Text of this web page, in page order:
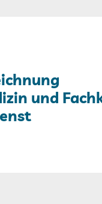
und